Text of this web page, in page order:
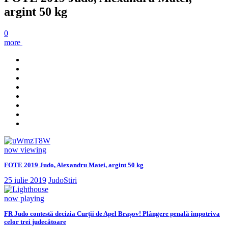
argint 50 kg
0
more
now viewing
FOTE 2019 Judo, Alexandru Matei, argint 50 kg
25 iulie 2019 JudoStiri
now playing
FR Judo contestă decizia Curții de Apel Brașov! Plângere penală împotriva
celor trei judecătoare